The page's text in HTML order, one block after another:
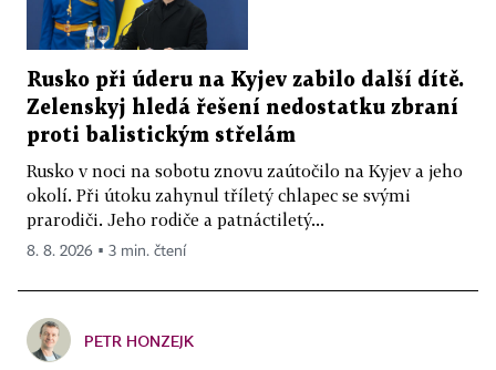
Rusko při úderu na Kyjev zabilo další dítě.
Zelenskyj hledá řešení nedostatku zbraní
proti balistickým střelám
Rusko v noci na sobotu znovu zaútočilo na Kyjev a jeho
okolí. Při útoku zahynul tříletý chlapec se svými
prarodiči. Jeho rodiče a patnáctiletý...
8. 8. 2026 ▪ 3 min. čtení
PETR HONZEJK